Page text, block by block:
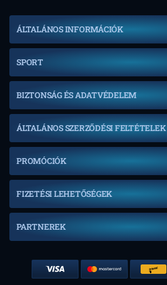
ÁLTALÁNOS INFORMÁCIÓK
SPORT
BIZTONSÁG ÉS ADATVÉDELEM
ÁLTALÁNOS SZERZŐDÉSI FELTÉTELEK
PROMÓCIÓK
FIZETÉSI LEHETŐSÉGEK
PARTNEREK